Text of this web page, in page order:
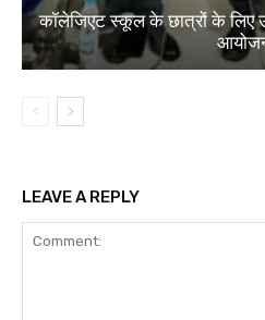
कॉलेजिएट स्कूल के छात्रों के लिए
LEAVE A REPLY